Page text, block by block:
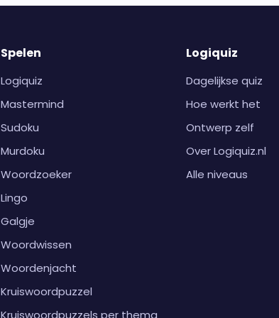
Spelen
Logiquiz
Mastermind
Sudoku
Murdoku
Woordzoeker
Lingo
Galgje
Woordwissen
Woordenjacht
Kruiswoordpuzzel
Kruiswoordpuzzels per thema
Logiquiz
Dagelijkse quiz
Hoe werkt het
Ontwerp zelf
Over Logiquiz.nl
Alle niveaus